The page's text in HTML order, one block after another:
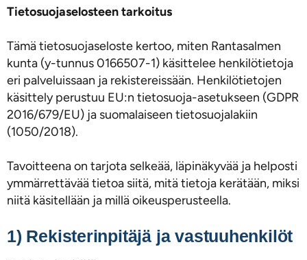
Tietosuojaselosteen tarkoitus
Tämä tietosuojaseloste kertoo, miten Rantasalmen
kunta (y-tunnus 0166507-1) käsittelee henkilötietoja
eri palveluissaan ja rekistereissään. Henkilötietojen
käsittely perustuu EU:n tietosuoja-asetukseen (GDPR
2016/679/EU) ja suomalaiseen tietosuojalakiin
(1050/2018).
Tavoitteena on tarjota selkeää, läpinäkyvää ja helposti
ymmärrettävää tietoa siitä, mitä tietoja kerätään, miksi
niitä käsitellään ja millä oikeusperusteella.
1) Rekisterinpitäjä ja vastuuhenkilöt